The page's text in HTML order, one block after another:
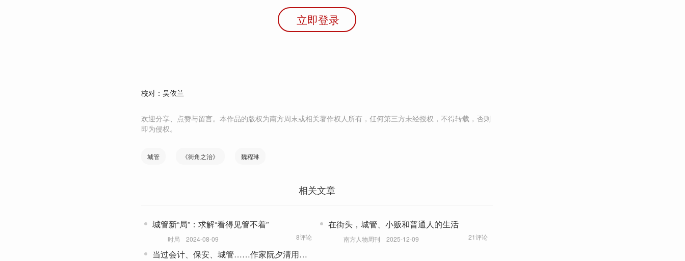
立即登录
校对：吴依兰
欢迎分享、点赞与留言。本作品的版权为南方周末或相关著作权人所有，任何第三方未经授权，不得转载，否则
即为侵权。
城管 《街角之治》 魏程琳
相关文章
城管新“局”：求解“看得见管不着”
时局 2024-08-09 8评论
在街头，城管、小贩和普通人的生活
南方人物周刊 2025-12-09 21评论
当过会计、保安、城管……作家阮夕清用小